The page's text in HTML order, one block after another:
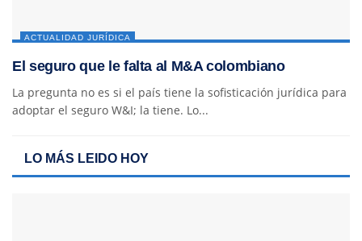
ACTUALIDAD JURÍDICA
El seguro que le falta al M&A colombiano
La pregunta no es si el país tiene la sofisticación jurídica para
adoptar el seguro W&I; la tiene. Lo...
LO MÁS LEIDO HOY